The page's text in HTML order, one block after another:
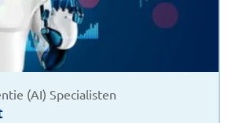
(AI) Specialisten